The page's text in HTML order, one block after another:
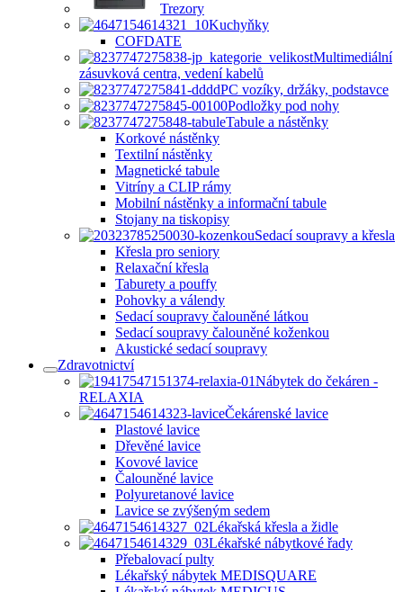
Trezory
Kuchyňky
COFDATE
Multimediální
zásuvková centra, vedení kabelů
PC vozíky, držáky, podstavce
Podložky pod nohy
Tabule a nástěnky
Korkové nástěnky
Textilní nástěnky
Magnetické tabule
Vitríny a CLIP rámy
Mobilní nástěnky a informační tabule
Stojany na tiskopisy
Sedací soupravy a křesla
Křesla pro seniory
Relaxační křesla
Taburety a pouffy
Pohovky a válendy
Sedací soupravy čalouněné látkou
Sedací soupravy čalouněné koženkou
Akustické sedací soupravy
Zdravotnictví
Nábytek do čekáren -
RELAXIA
Čekárenské lavice
Plastové lavice
Dřevěné lavice
Kovové lavice
Čalouněné lavice
Polyuretanové lavice
Lavice se zvýšeným sedem
Lékařská křesla a židle
Lékařské nábytkové řady
Přebalovací pulty
Lékařský nábytek MEDISQUARE